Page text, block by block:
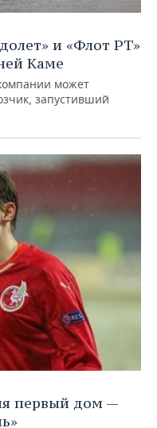
и «Флот РТ»
Каме
может
запустивший
первый дом —